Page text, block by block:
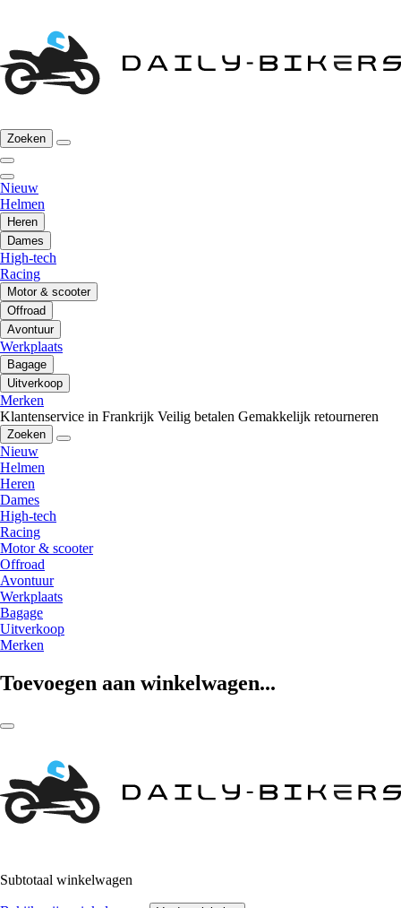
Zoeken
Nieuw
Helmen
Heren
Dames
High-tech
Racing
Motor & scooter
Offroad
Avontuur
Werkplaats
Bagage
Uitverkoop
Merken
Klantenservice in Frankrijk Veilig betalen Gemakkelijk retourneren
Zoeken
Nieuw
Helmen
Heren
Dames
High-tech
Racing
Motor & scooter
Offroad
Avontuur
Werkplaats
Bagage
Uitverkoop
Merken
Toevoegen aan winkelwagen...
Subtotaal winkelwagen